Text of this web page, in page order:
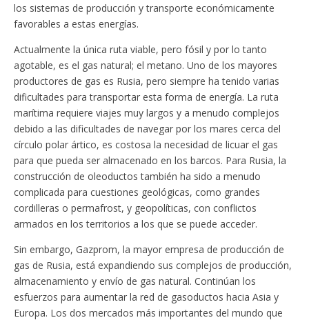
los sistemas de producción y transporte económicamente
favorables a estas energías.
Actualmente la única ruta viable, pero fósil y por lo tanto
agotable, es el gas natural; el metano. Uno de los mayores
productores de gas es Rusia, pero siempre ha tenido varias
dificultades para transportar esta forma de energía. La ruta
marítima requiere viajes muy largos y a menudo complejos
debido a las dificultades de navegar por los mares cerca del
círculo polar ártico, es costosa la necesidad de licuar el gas
para que pueda ser almacenado en los barcos. Para Rusia, la
construcción de oleoductos también ha sido a menudo
complicada para cuestiones geológicas, como grandes
cordilleras o permafrost, y geopolíticas, con conflictos
armados en los territorios a los que se puede acceder.
Sin embargo, Gazprom, la mayor empresa de producción de
gas de Rusia, está expandiendo sus complejos de producción,
almacenamiento y envío de gas natural. Continúan los
esfuerzos para aumentar la red de gasoductos hacia Asia y
Europa. Los dos mercados más importantes del mundo que